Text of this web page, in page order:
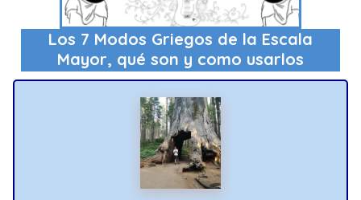
Los 7 Modos Griegos de la Escala
Mayor, qué son y como usarlos